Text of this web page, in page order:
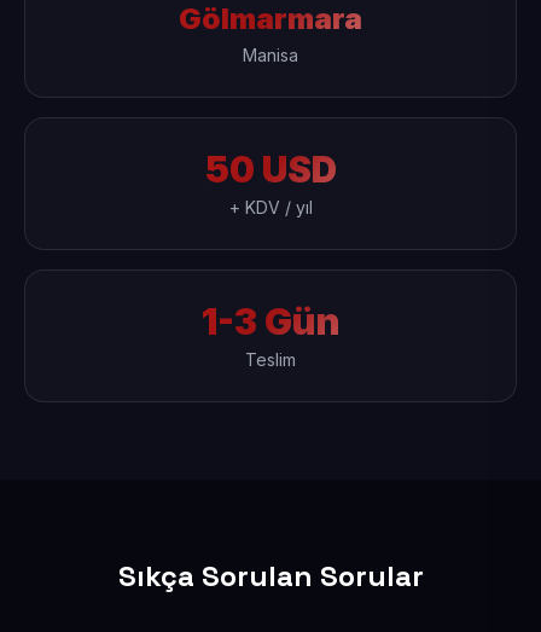
Gölmarmara
Manisa
50 USD
+ KDV / yıl
1-3 Gün
Teslim
Sıkça Sorulan Sorular